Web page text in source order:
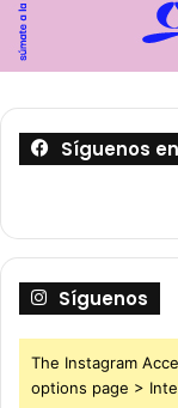
Síguenos
Síguenos
The Instagram
options page >